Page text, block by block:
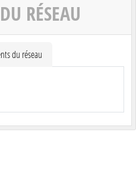
RÉSEAU
du réseau